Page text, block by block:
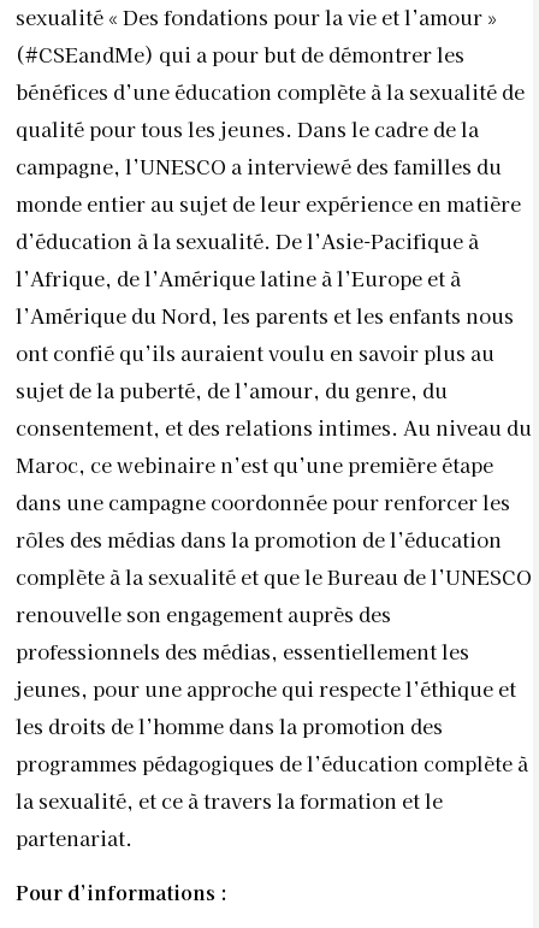
sexualité « Des fondations pour la vie et l’amour »
(#CSEandMe) qui a pour but de démontrer les
bénéfices d’une éducation complète à la sexualité de
qualité pour tous les jeunes. Dans le cadre de la
campagne, l’UNESCO a interviewé des familles du
monde entier au sujet de leur expérience en matière
d’éducation à la sexualité. De l’Asie-Pacifique à
l’Afrique, de l’Amérique latine à l’Europe et à
l’Amérique du Nord, les parents et les enfants nous
ont confié qu’ils auraient voulu en savoir plus au
sujet de la puberté, de l’amour, du genre, du
consentement, et des relations intimes. Au niveau du
Maroc, ce webinaire n’est qu’une première étape
dans une campagne coordonnée pour renforcer les
rôles des médias dans la promotion de l’éducation
complète à la sexualité et que le Bureau de l’UNESCO
renouvelle son engagement auprès des
professionnels des médias, essentiellement les
jeunes, pour une approche qui respecte l’éthique et
les droits de l’homme dans la promotion des
programmes pédagogiques de l’éducation complète à
la sexualité, et ce à travers la formation et le
partenariat.
Pour d’informations :